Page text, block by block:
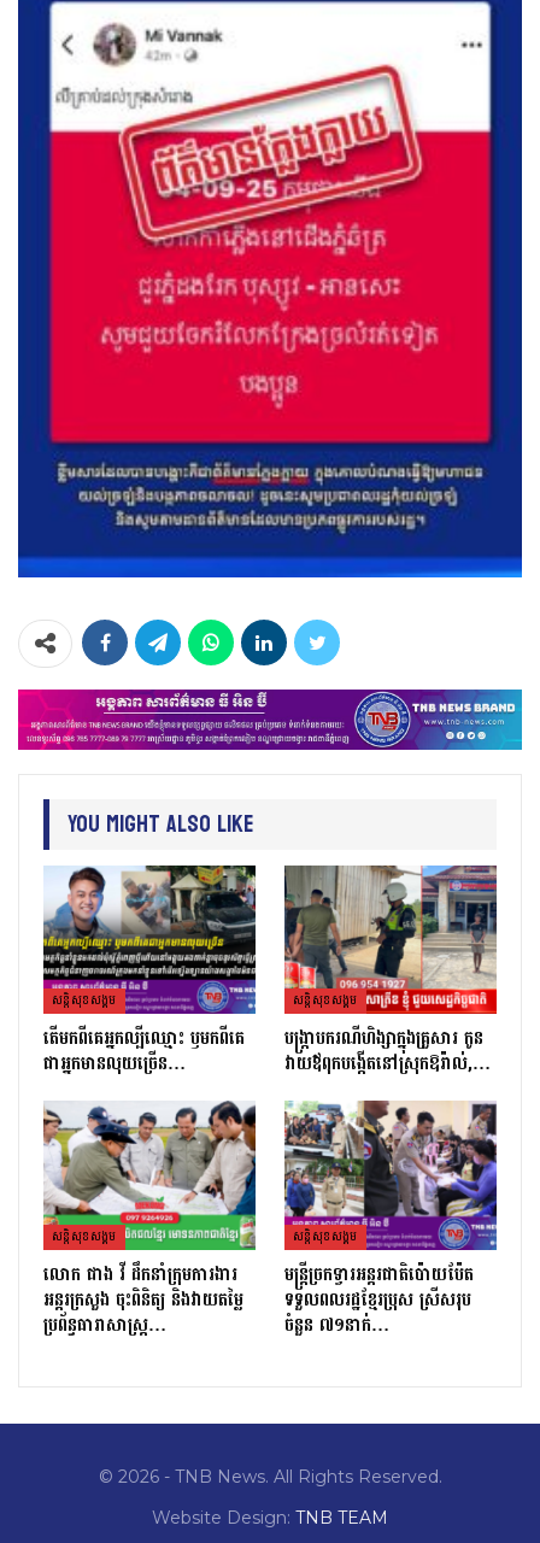
You Might Also Like
សន្តិសុខសង្គម
តេីមកពីគេអ្នកល្បីឈ្មោះ​ ឫមកពីគេ
ជាអ្នកមានលុយច្រេីន​…
សន្តិសុខសង្គម
បង្ក្រាបករណីហិង្សាក្នុងគ្រួសារ កូន
វាយឪពុកបង្កើតនៅស្រុកឱរ៉ាល់,…
សន្តិសុខសង្គម
លោក ផាង វី ដឹកនាំក្រុមការងារ
អន្តរក្រសួង ចុះពិនិត្យ និងវាយតម្លៃ
ប្រព័ន្ធធារាសាស្ត្រ…
សន្តិសុខសង្គម
មន្ត្រីច្រកទ្វារអន្តរជាតិប៉ោយប៉ែត
ទទួលពលរដ្ឋខ្មែរប្រុស ស្រីសរុប
ចំនួន ៧១នាក់…
© 2026 - TNB News. All Rights Reserved.
Website Design: TNB TEAM